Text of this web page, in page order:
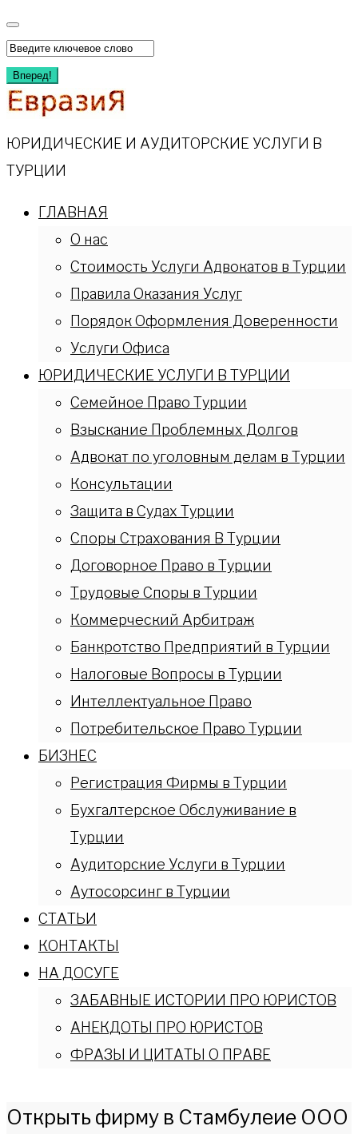
Перейти
к
содержимому
Искать:
Вперед!
ЮРИДИЧЕСКИЕ И АУДИТОРСКИЕ УСЛУГИ В
ТУРЦИИ
ГЛАВНАЯ
О нас
Стоимость Услуги Адвокатов в Турции
Правила Оказания Услуг
Порядок Оформления Доверенности
Услуги Офиса
ЮРИДИЧЕСКИЕ УСЛУГИ В ТУРЦИИ
Семейное Право Турции
Взыскание Проблемных Долгов
Адвокат по уголовным делам в Турции
Консультации
Защита в Судах Турции
Споры Страхования В Турции
Договорное Право в Турции
Трудовые Споры в Турции
Коммерческий Арбитраж
Банкротство Предприятий в Турции
Налоговые Вопросы в Турции
Интеллектуальное Право
Потребительское Право Турции
БИЗНЕС
Регистрация Фирмы в Турции
Бухгалтерское Обслуживание в
Турции
Аудиторские Услуги в Турции
Аутосорсинг в Турции
СТАТЬИ
КОНТАКТЫ
НА ДОСУГЕ
ЗАБАВНЫЕ ИСТОРИИ ПРО ЮРИСТОВ
АНЕКДОТЫ ПРО ЮРИСТОВ
ФРАЗЫ И ЦИТАТЫ О ПРАВЕ
Открыть фирму в Стамбулеие ООО